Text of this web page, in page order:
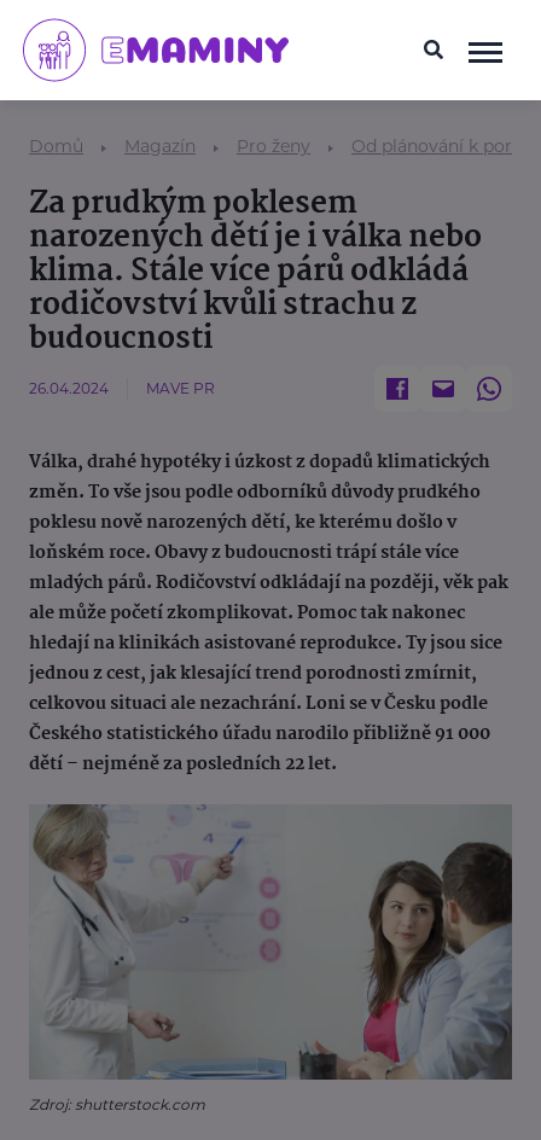
Domů Magazín Pro ženy Od plánování k
Za prudkým poklesem
narozených dětí je i válka nebo
klima. Stále více párů odkládá
rodičovství kvůli strachu z
budoucnosti
26.04.2024 MAVE PR
Válka, drahé hypotéky i úzkost z dopadů klimatických
změn. To vše jsou podle odborníků důvody prudkého
poklesu nově narozených dětí, ke kterému došlo v
loňském roce. Obavy z budoucnosti trápí stále více
mladých párů. Rodičovství odkládají na později, věk pak
ale může početí zkomplikovat. Pomoc tak nakonec
hledají na klinikách asistované reprodukce. Ty jsou sice
jednou z cest, jak klesající trend porodnosti zmírnit,
celkovou situaci ale nezachrání. Loni se v Česku podle
Českého statistického úřadu narodilo přibližně 91 000
dětí – nejméně za posledních 22 let.
Zdroj: shutterstock.com